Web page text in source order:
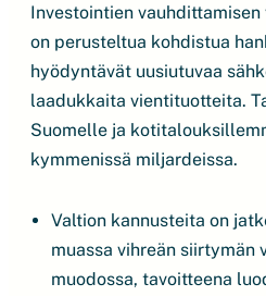
Investointien
on perusteltua kohdistua
hyödyntävät uusiutuvaa
laadukkaita vientituotteita.
Suomelle ja
kymmenissä miljardeissa.
Valtion kannusteita on
muassa vihreän siirtymän
muodossa, tavoitteena